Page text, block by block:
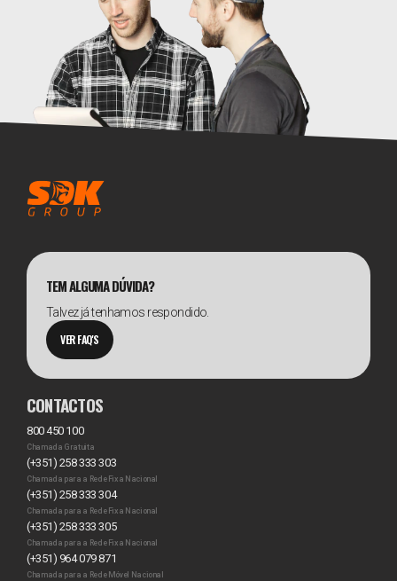
TEM ALGUMA DÚVIDA?
Talvez já tenhamos respondido.
VER FAQ'S
CONTACTOS
800 450 100
Chamada Gratuita
(+351) 258 333 303
Chamada para a Rede Fixa Nacional
(+351) 258 333 304
Chamada para a Rede Fixa Nacional
(+351) 258 333 305
Chamada para a Rede Fixa Nacional
(+351) 964 079 871
Chamada para a Rede Móvel Nacional